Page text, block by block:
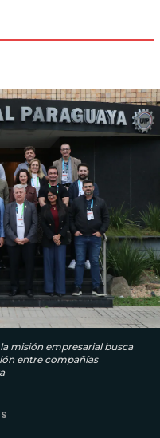
misión empresarial busca
entre compañías